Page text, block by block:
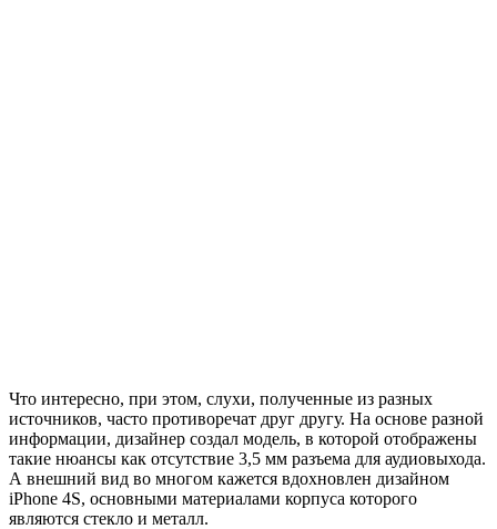
Что интересно, при этом, слухи, полученные из разных
источников, часто противоречат друг другу. На основе разной
информации, дизайнер создал модель, в которой отображены
такие нюансы как отсутствие 3,5 мм разъема для аудиовыхода.
А внешний вид во многом кажется вдохновлен дизайном
iPhone 4S, основными материалами корпуса которого
являются стекло и металл.